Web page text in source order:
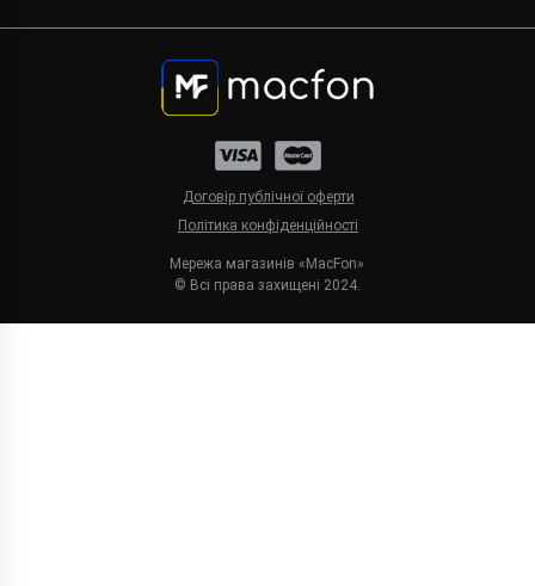
Мережа магазинів «MacFon»
© Всі права захищені 2024.
Політика конфіденційності
Договір публічної оферти